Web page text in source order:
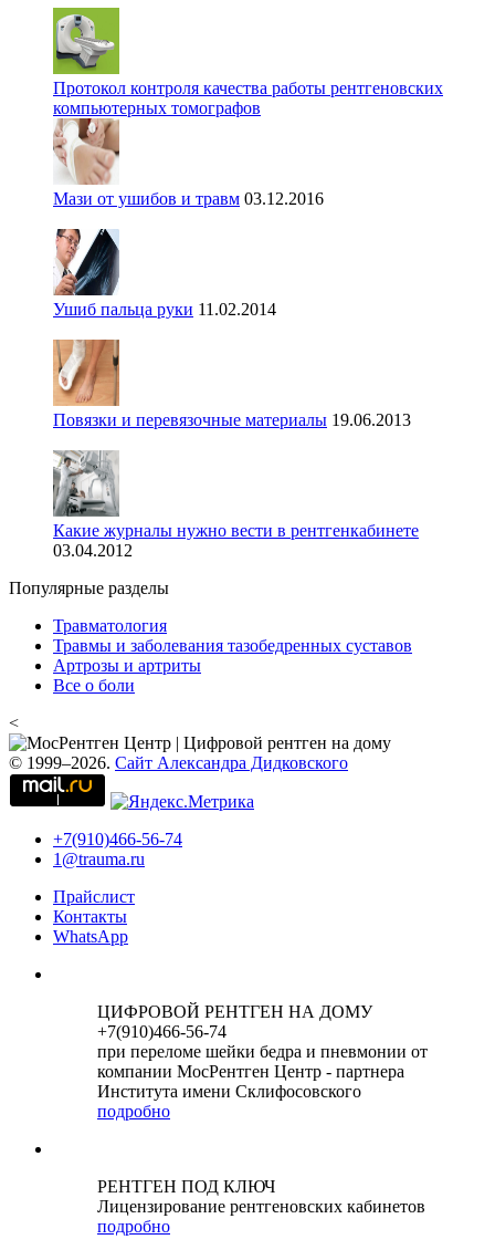
Протокол контроля качества работы рентгеновских
компьютерных томографов
Мази от ушибов и травм 03.12.2016
Ушиб пальца руки 11.02.2014
Повязки и перевязочные материалы 19.06.2013
Какие журналы нужно вести в рентгенкабинете
03.04.2012
Популярные разделы
Травматология
Травмы и заболевания тазобедренных суставов
Артрозы и артриты
Все о боли
<
© 1999–2026. Сайт Александра Дидковского
+7(910)466-56-74
1@trauma.ru
Прайслист
Контакты
WhatsApp
ЦИФРОВОЙ РЕНТГЕН НА ДОМУ
+7(910)466-56-74
при переломе шейки бедра и пневмонии от
компании МосРентген Центр - партнера
Института имени Склифосовского
подробно
РЕНТГЕН ПОД КЛЮЧ
Лицензирование рентгеновских кабинетов
подробно